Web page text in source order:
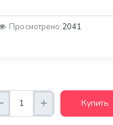
Просмотрено:2041
Купить